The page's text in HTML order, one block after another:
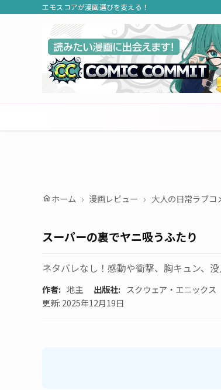
エモスコアが漫画選びを変える！
homeホーム 漫画レビュー 大人の日常ラブコ
スーパーの裏でヤニ吸うふたり
ネタバレなし！感動や衝撃、胸キュン、
作者: 地主 出版社: スクウェア・エニックス
更新: 2025年12月19日